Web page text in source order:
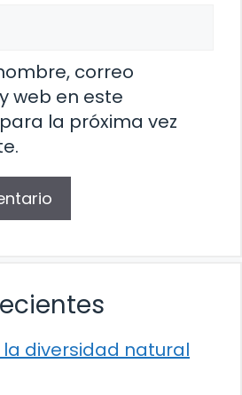
correo
web en este
la próxima vez
diversidad natural